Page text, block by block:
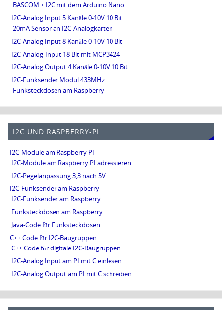
BASCOM + I2C mit dem Arduino Nano
I2C-Analog Input 5 Kanäle 0-10V 10 Bit
20mA Sensor an I2C-Analogkarten
I2C-Analog Input 8 Kanäle 0-10V 10 Bit
I2C-Analog-Input 18 Bit mit MCP3424
I2C-Analog Output 4 Kanäle 0-10V 10 Bit
I2C-Funksender Modul 433MHz
Funksteckdosen am Raspberry
I2C UND RASPBERRY-PI
I2C-Module am Raspberry PI
I2C-Module am Raspberry PI adressieren
I2C-Pegelanpassung 3,3 nach 5V
I2C-Funksender am Raspberry
I2C-Funksender am Raspberry
Funksteckdosen am Raspberry
Java-Code für Funksteckdosen
C++ Code für I2C-Baugruppen
C++ Code für digitale I2C-Baugruppen
I2C-Analog Input am PI mit C einlesen
I2C-Analog Output am PI mit C schreiben